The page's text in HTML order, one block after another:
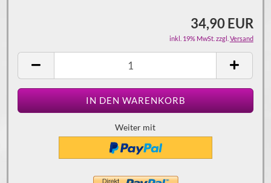
34,90 EUR
inkl. 19% MwSt. zzgl. Versand
Weiter mit